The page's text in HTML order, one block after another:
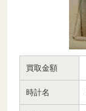
買取金額
時計名